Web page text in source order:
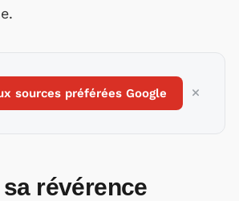
sources préférées Google
révérence